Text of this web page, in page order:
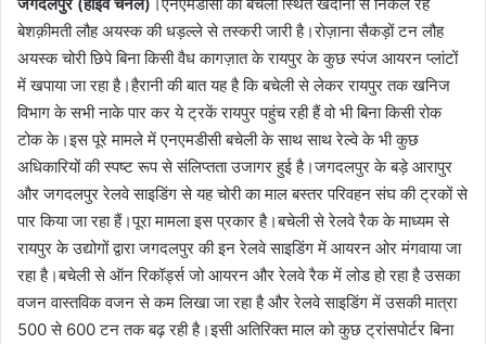
बेशक़ीमती लौह अयस्क की धड़ल्ले से तस्करी जारी है।रोज़ाना सैकड़ों टन लौह
अयस्क चोरी छिपे बिना किसी वैध कागज़ात के रायपुर के कुछ स्पंज आयरन प्लांटों
में खपाया जा रहा है।हैरानी की बात यह है कि बचेली से लेकर रायपुर तक खनिज
विभाग के सभी नाके पार कर ये ट्रकें रायपुर पहुंच रही हैं वो भी बिना किसी रोक
टोक के।इस पूरे मामले में एनएमडीसी बचेली के साथ साथ रेल्वे के भी कुछ
अधिकारियों की स्पष्ट रूप से संलिप्तता उजागर हुई है।जगदलपुर के बड़े आरापुर
और जगदलपुर रेलवे साइडिंग से यह चोरी का माल बस्तर परिवहन संघ की ट्रकों से
पार किया जा रहा हैं।पूरा मामला इस प्रकार है।बचेली से रेलवे रैक के माध्यम से
रायपुर के उद्योगों द्वारा जगदलपुर की इन रेलवे साइडिंग में आयरन ओर मंगवाया जा
रहा है।बचेली से ऑन रिकॉर्ड्स जो आयरन और रेलवे रैक में लोड हो रहा है उसका
वजन वास्तविक वजन से कम लिखा जा रहा है और रेलवे साइडिंग में उसकी मात्रा
500 से 600 टन तक बढ़ रही है।इसी अतिरिक्त माल को कुछ ट्रांसपोर्टर बिना